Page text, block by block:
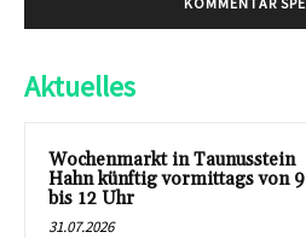
Aktuelles
Wochenmarkt in Taunusstein
Hahn künftig vormittags von 9
bis 12 Uhr
31.07.2026